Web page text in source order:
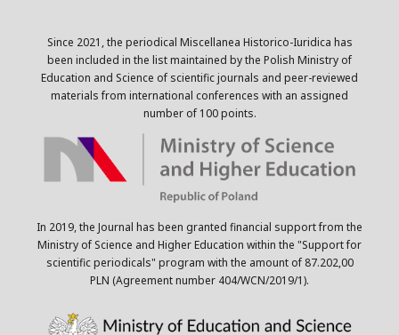
Since 2021, the periodical Miscellanea Historico-Iuridica has
been included in the list maintained by the Polish Ministry of
Education and Science of scientific journals and peer-reviewed
materials from international conferences with an assigned
number of 100 points.
In 2019, the Journal has been granted financial support from the
Ministry of Science and Higher Education within the "Support for
scientific periodicals" program with the amount of 87.202,00
PLN (Agreement number 404/WCN/2019/1).